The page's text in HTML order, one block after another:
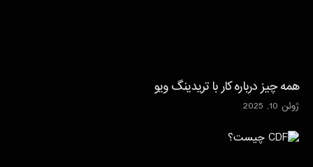
همه چیز درباره کار با تریدینگ ویو
ژوئن 10, 2025